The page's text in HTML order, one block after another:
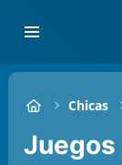
Chicas
Juegos